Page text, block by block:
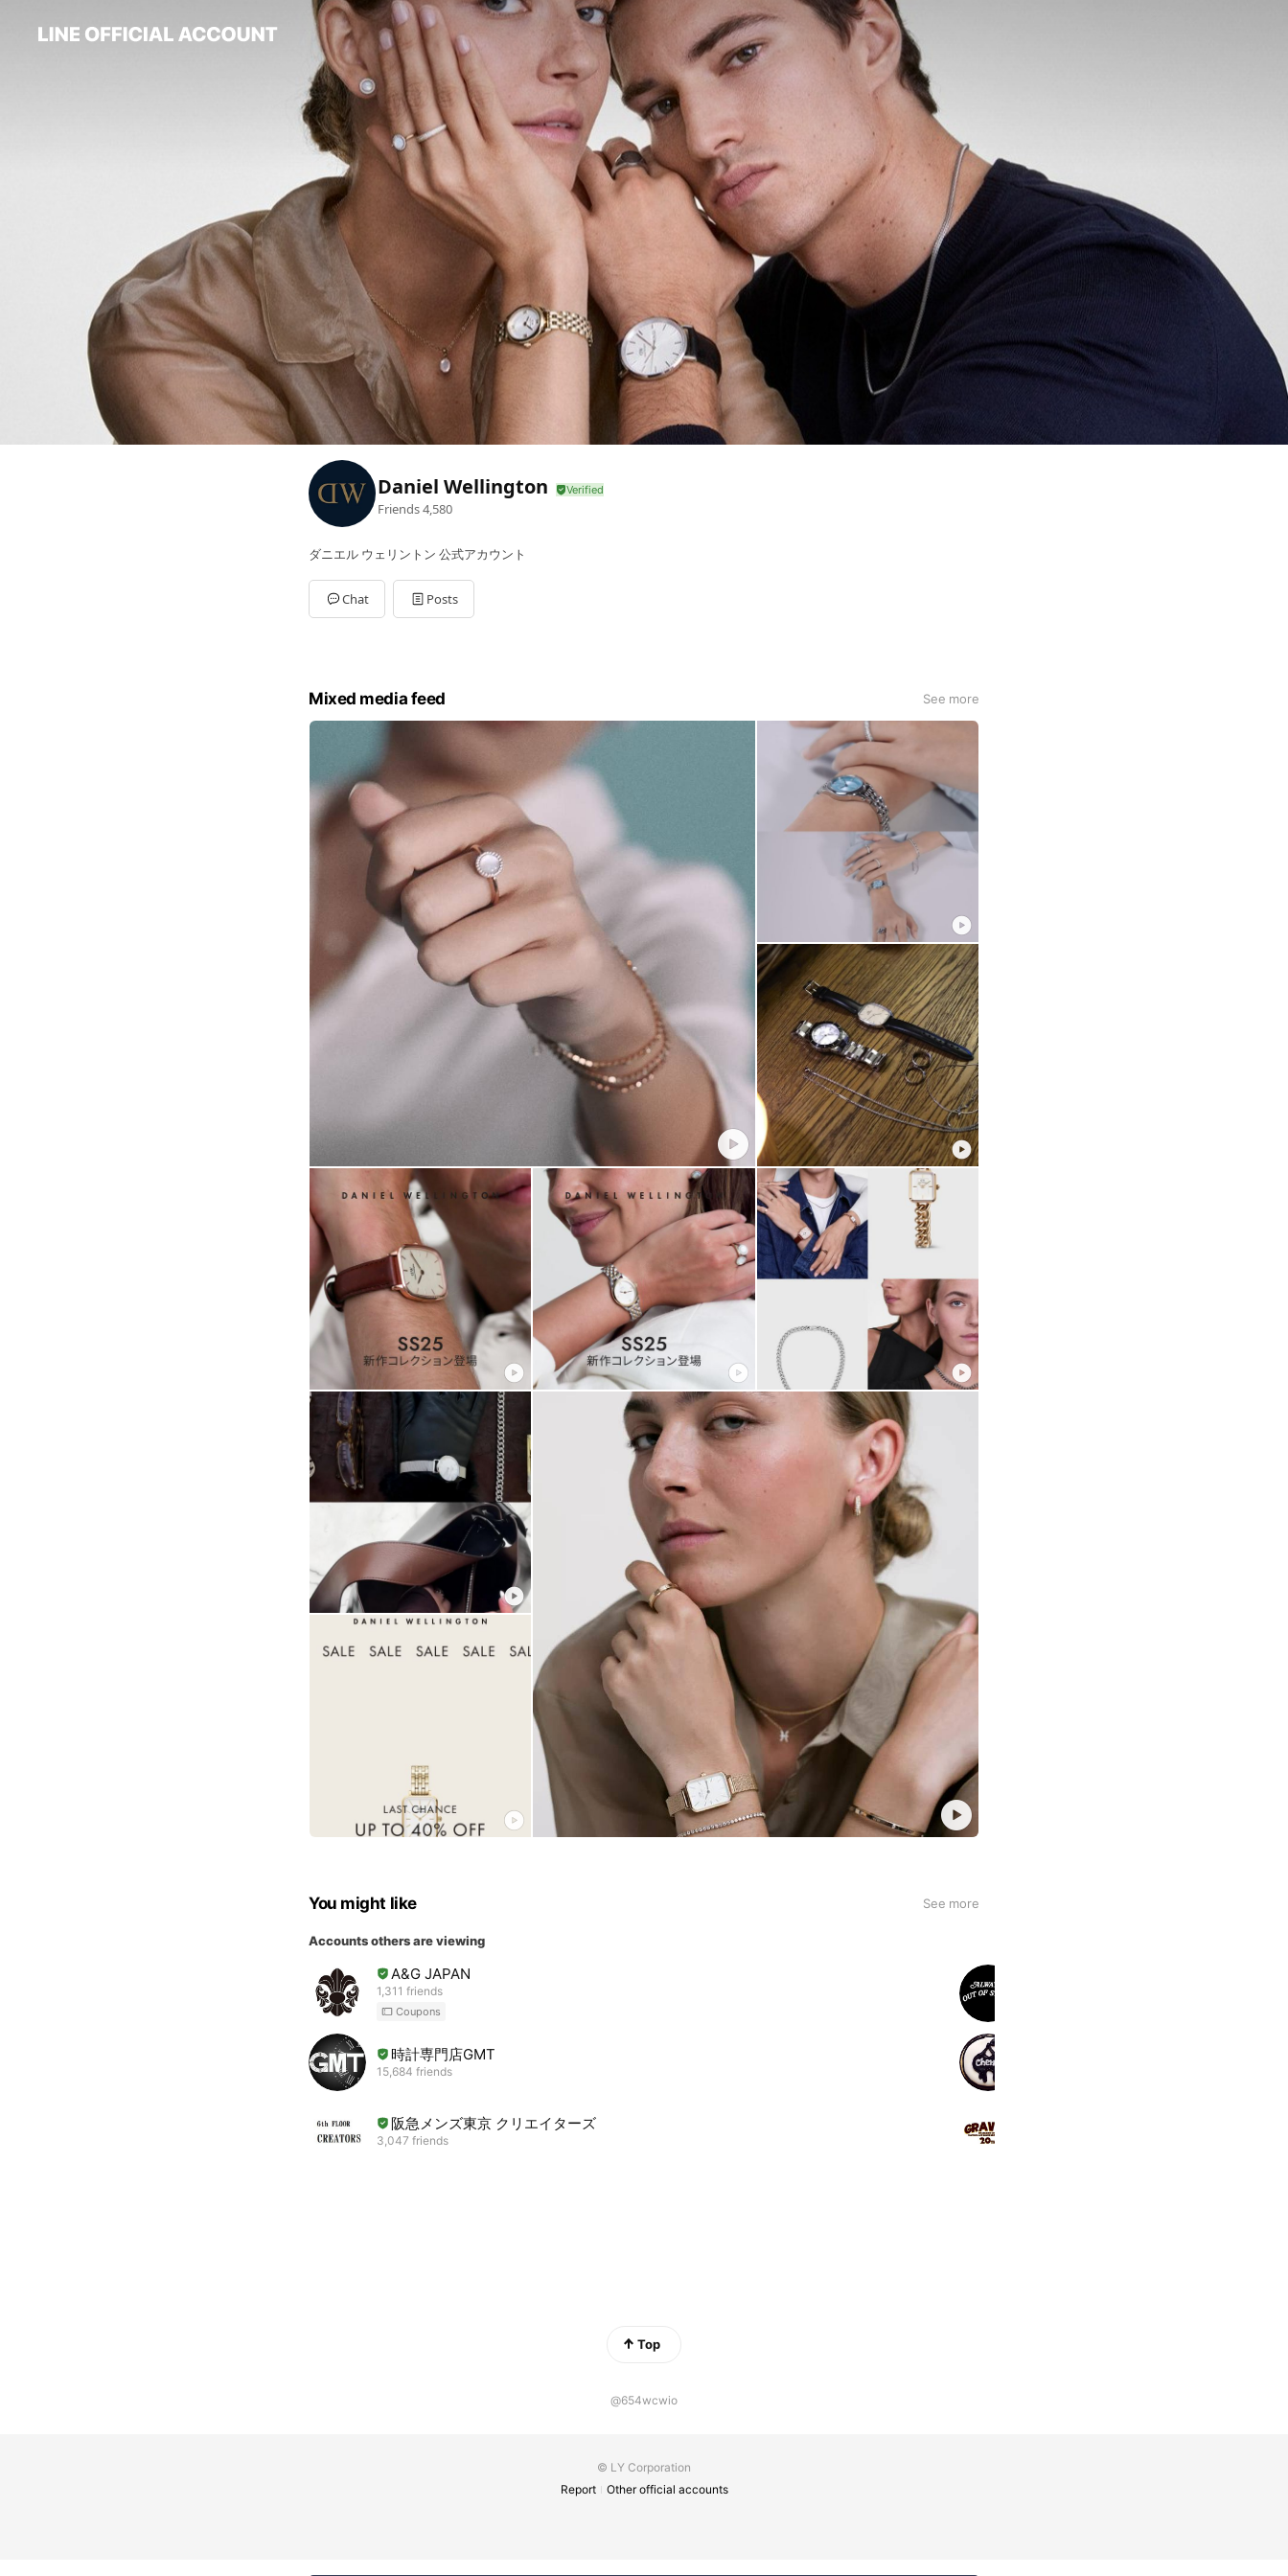
Daniel Wellington
Friends4,580
ダニエル ウェリントン 公式アカウント
Chat Posts
Mixed media feed See more
You might like See more
Accounts others are viewing
A&G JAPAN
1,311 friends
Coupons
時計専門店GMT
15,684 friends
阪急メンズ東京 クリエイターズ
3,047 friends
Top
@654wcwio
© LY Corporation
Report
Other official accounts